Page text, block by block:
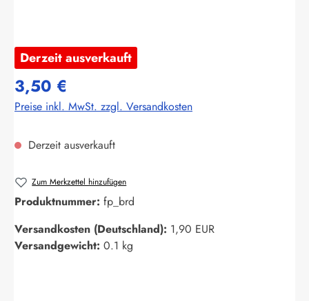
Derzeit ausverkauft
3,50 €
Preise inkl. MwSt. zzgl. Versandkosten
Derzeit ausverkauft
Zum Merkzettel hinzufügen
Produktnummer: fp_brd
Versandkosten (Deutschland): 1,90 EUR
Versandgewicht: 0.1 kg